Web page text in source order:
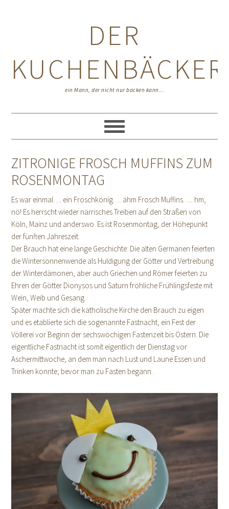
DER
KUCHENBÄCKER
ein Mann, der nicht nur backen kann...
ZITRONIGE FROSCH MUFFINS ZUM
ROSENMONTAG
Es war einmal…. ein Froschkönig…. ähm Frosch Muffins….. hm,
nö! Es herrscht wieder närrisches Treiben auf den Straßen von
Köln, Mainz und anderswo. Es ist Rosenmontag, der Höhepunkt
der fünften Jahreszeit.
Der Brauch hat eine lange Geschichte: Die alten Germanen feierten
die Wintersonnenwende als Huldigung der Götter und Vertreibung
der Winterdämonen, aber auch Griechen und Römer feierten zu
Ehren der Götter Dionysos und Saturn fröhliche Frühlingsfeste mit
Wein, Weib und Gesang.
Später machte sich die katholische Kirche den Brauch zu eigen
und es etablierte sich die sogenannte Fastnacht, ein Fest der
Völlerei vor Beginn der sechswöchigen Fastenzeit bis Ostern. Die
eigentliche Fastnacht ist somit eigentlich der Dienstag vor
Aschermittwoche, an dem man nach Lust und Laune Essen und
Trinken konnte, bevor man zu Fasten begann.